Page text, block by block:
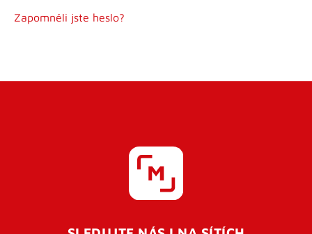
Zapomněli jste heslo?
Uživatelské jméno